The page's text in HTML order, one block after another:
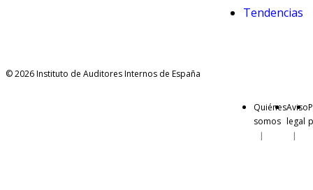
Tendencias
© 2026 Instituto de Auditores Internos de España
Quiénes
somos
Aviso
legal